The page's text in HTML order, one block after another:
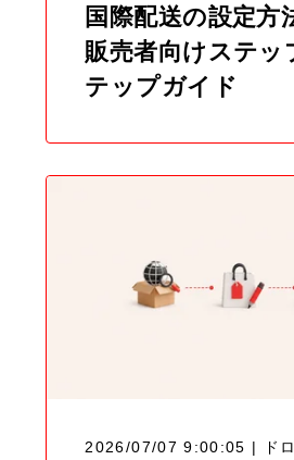
国際配送の設定方
販売者向けステッ
テップガイド
2026/07/07 9:00:05 | ドロ